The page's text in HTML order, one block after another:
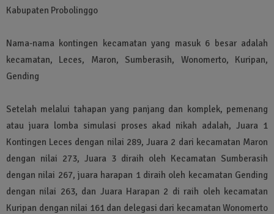
Kabupaten Probolinggo
Nama-nama kontingen kecamatan yang masuk 6 besar adalah
kecamatan, Leces, Maron, Sumberasih, Wonomerto, Kuripan,
Gending
Setelah melalui tahapan yang panjang dan komplek, pemenang
atau juara lomba simulasi proses akad nikah adalah, Juara 1
Kontingen Leces dengan nilai 289, Juara 2 dari kecamatan Maron
dengan nilai 273, Juara 3 diraih oleh Kecamatan Sumberasih
dengan nilai 267, juara harapan 1 diraih oleh kecamatan Gending
dengan nilai 263, dan Juara Harapan 2 di raih oleh kecamatan
Kuripan dengan nilai 161 dan delegasi dari kecamatan Wonomerto